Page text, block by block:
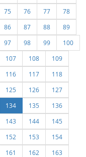
75 76 77
78
86 87 88
89
97 98 99
100
107 108
109
116 117
118
125 126
127
134 135
136
143 144
145
152 153
154
161 162
163